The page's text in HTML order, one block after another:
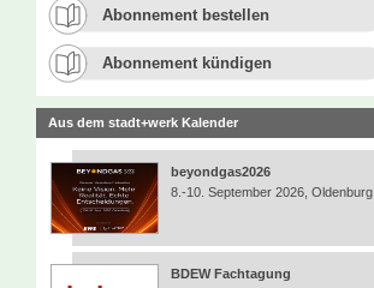
Abonnement bestellen
Abonnement kündigen
Aus dem stadt+werk Kalender
beyondgas2026
8.-10. September 2026, Oldenburg
BDEW Fachtagung